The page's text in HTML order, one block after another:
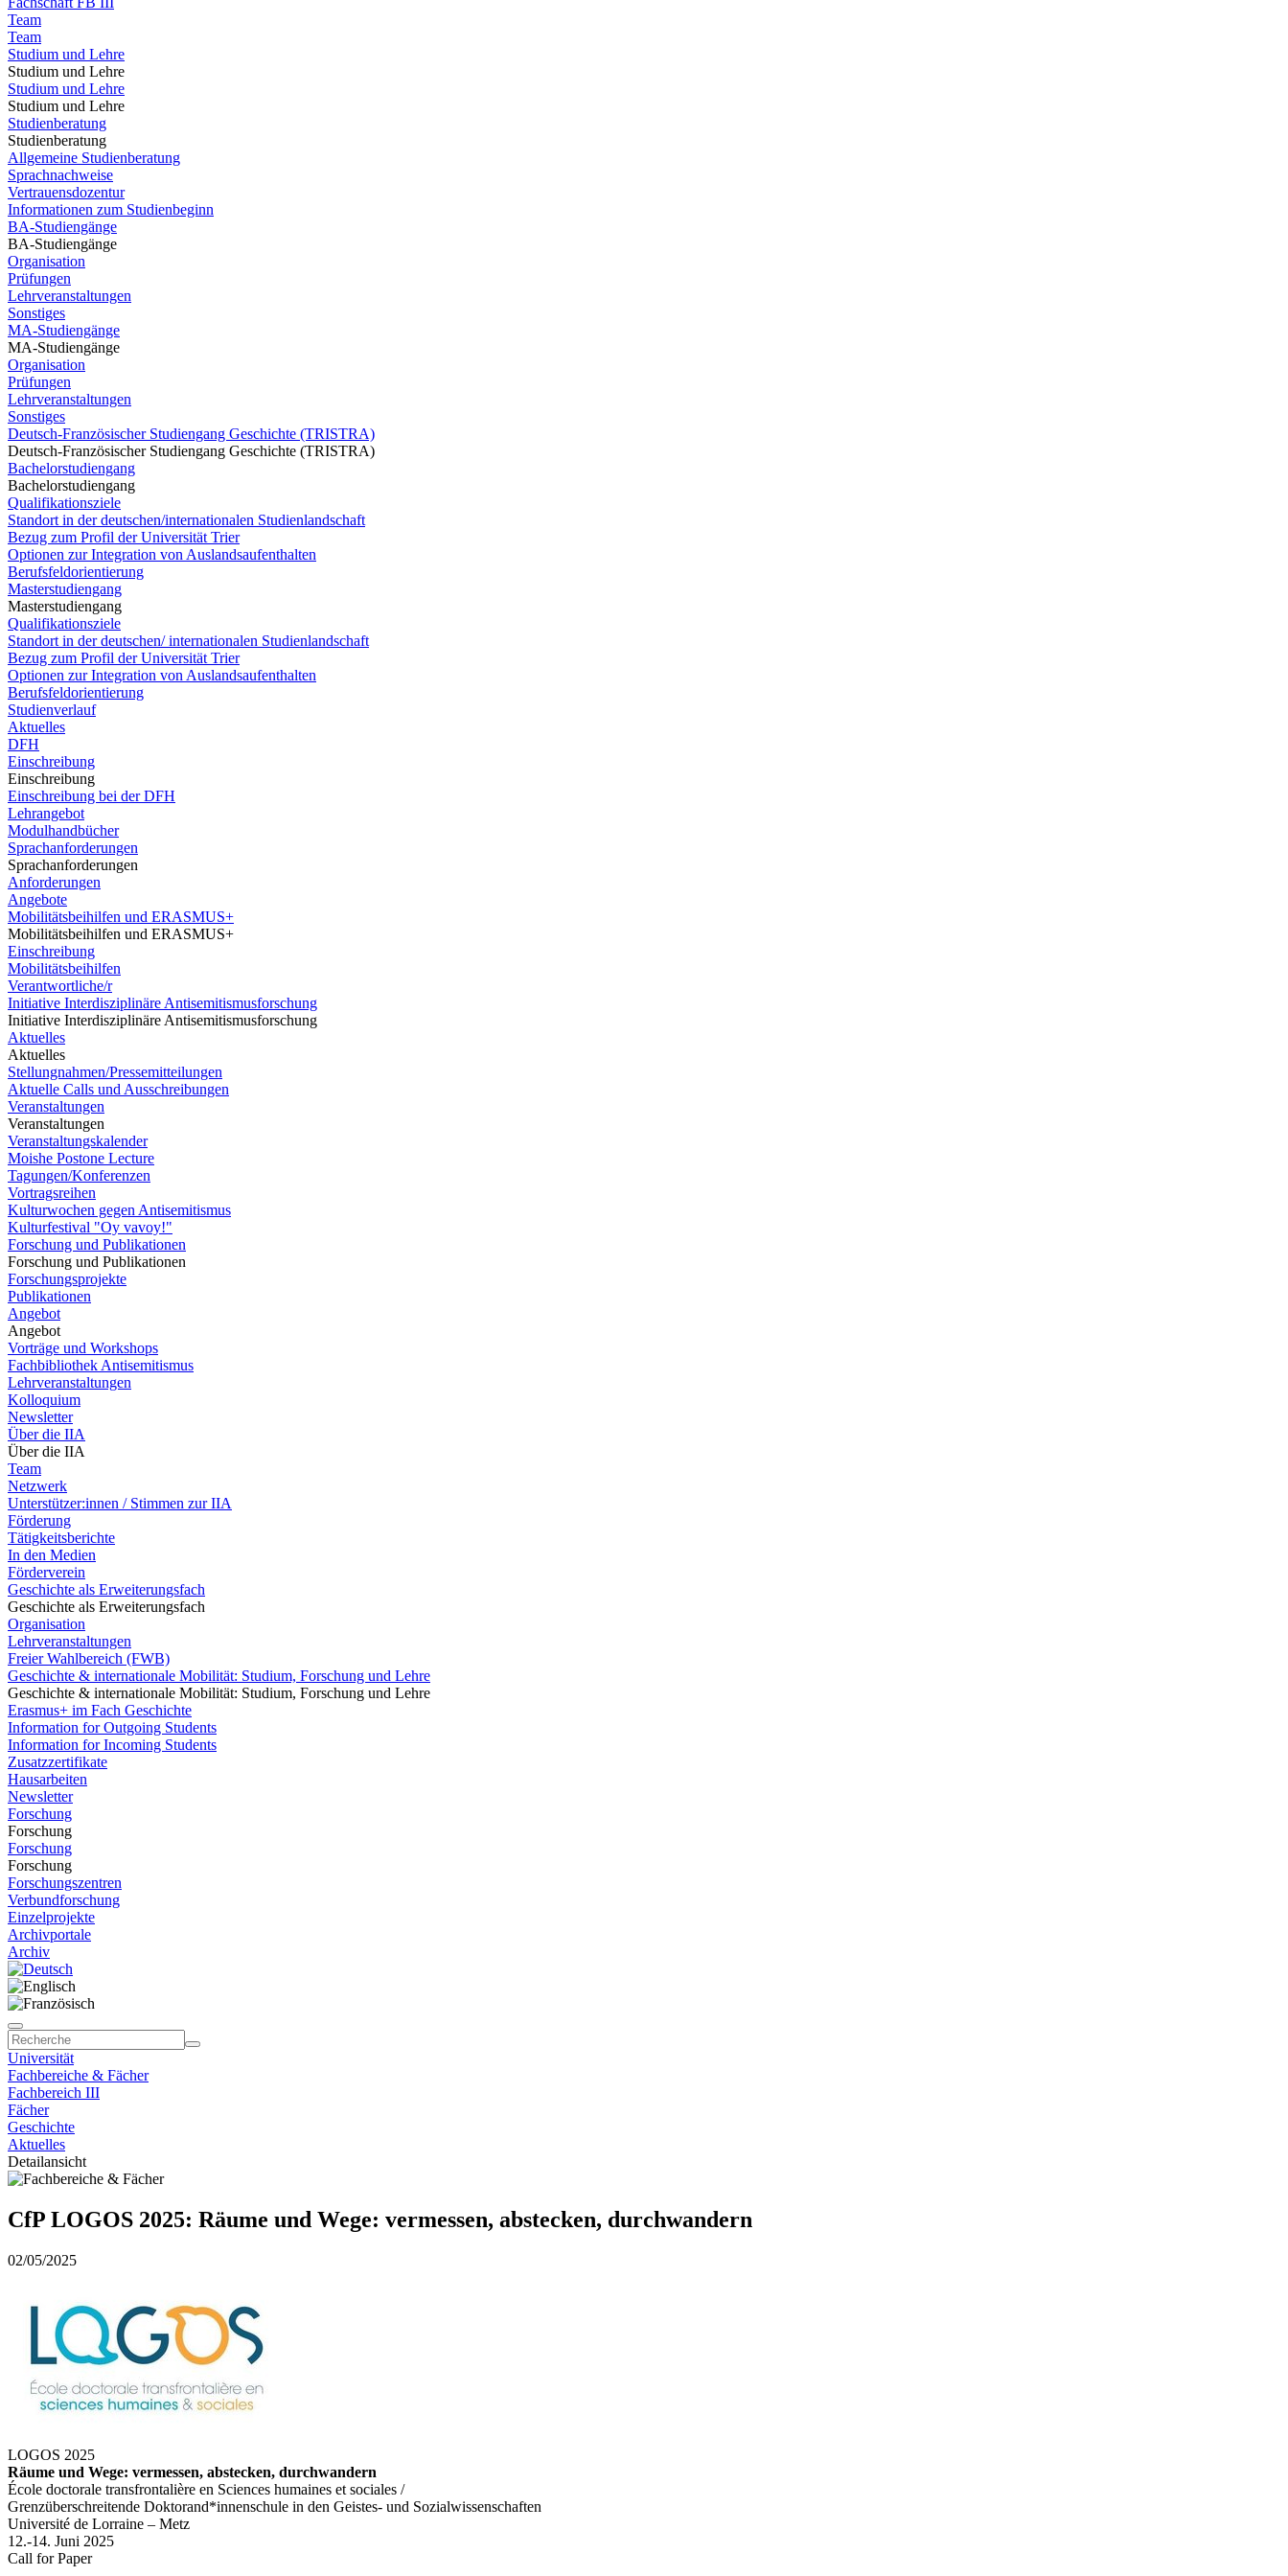
Team
Team
Studium und Lehre
Studium und Lehre
Studium und Lehre
Studium und Lehre
Studienberatung
Studienberatung
Allgemeine Studienberatung
Sprachnachweise
Vertrauensdozentur
Informationen zum Studienbeginn
BA-Studiengänge
BA-Studiengänge
Organisation
Prüfungen
Lehrveranstaltungen
Sonstiges
MA-Studiengänge
MA-Studiengänge
Organisation
Prüfungen
Lehrveranstaltungen
Sonstiges
Deutsch-Französischer Studiengang Geschichte (TRISTRA)
Deutsch-Französischer Studiengang Geschichte (TRISTRA)
Bachelorstudiengang
Bachelorstudiengang
Qualifikationsziele
Standort in der deutschen/internationalen Studienlandschaft
Bezug zum Profil der Universität Trier
Optionen zur Integration von Auslandsaufenthalten
Berufsfeldorientierung
Masterstudiengang
Masterstudiengang
Qualifikationsziele
Standort in der deutschen/ internationalen Studienlandschaft
Bezug zum Profil der Universität Trier
Optionen zur Integration von Auslandsaufenthalten
Berufsfeldorientierung
Studienverlauf
Aktuelles
DFH
Einschreibung
Einschreibung
Einschreibung bei der DFH
Lehrangebot
Modulhandbücher
Sprachanforderungen
Sprachanforderungen
Anforderungen
Angebote
Mobilitätsbeihilfen und ERASMUS+
Mobilitätsbeihilfen und ERASMUS+
Einschreibung
Mobilitätsbeihilfen
Verantwortliche/r
Initiative Interdisziplinäre Antisemitismusforschung
Initiative Interdisziplinäre Antisemitismusforschung
Aktuelles
Aktuelles
Stellungnahmen/Pressemitteilungen
Aktuelle Calls und Ausschreibungen
Veranstaltungen
Veranstaltungen
Veranstaltungskalender
Moishe Postone Lecture
Tagungen/Konferenzen
Vortragsreihen
Kulturwochen gegen Antisemitismus
Kulturfestival "Oy vavoy!"
Forschung und Publikationen
Forschung und Publikationen
Forschungsprojekte
Publikationen
Angebot
Angebot
Vorträge und Workshops
Fachbibliothek Antisemitismus
Lehrveranstaltungen
Kolloquium
Newsletter
Über die IIA
Über die IIA
Team
Netzwerk
Unterstützer:innen / Stimmen zur IIA
Förderung
Tätigkeitsberichte
In den Medien
Förderverein
Geschichte als Erweiterungsfach
Geschichte als Erweiterungsfach
Organisation
Lehrveranstaltungen
Freier Wahlbereich (FWB)
Geschichte & internationale Mobilität: Studium, Forschung und Lehre
Geschichte & internationale Mobilität: Studium, Forschung und Lehre
Erasmus+ im Fach Geschichte
Information for Outgoing Students
Information for Incoming Students
Zusatzzertifikate
Hausarbeiten
Newsletter
Forschung
Forschung
Forschung
Forschung
Forschungszentren
Verbundforschung
Einzelprojekte
Archivportale
Archiv
Universität
Fachbereiche & Fächer
Fachbereich III
Fächer
Geschichte
Aktuelles
Detailansicht
CfP LOGOS 2025: Räume und Wege: vermessen, abstecken, durchwandern
02/05/2025
LOGOS 2025
Räume und Wege: vermessen, abstecken, durchwandern
École doctorale transfrontalière en Sciences humaines et sociales /
Grenzüberschreitende Doktorand*innenschule in den Geistes- und Sozialwissenschaften
Université de Lorraine – Metz
12.-14. Juni 2025
Call for Paper